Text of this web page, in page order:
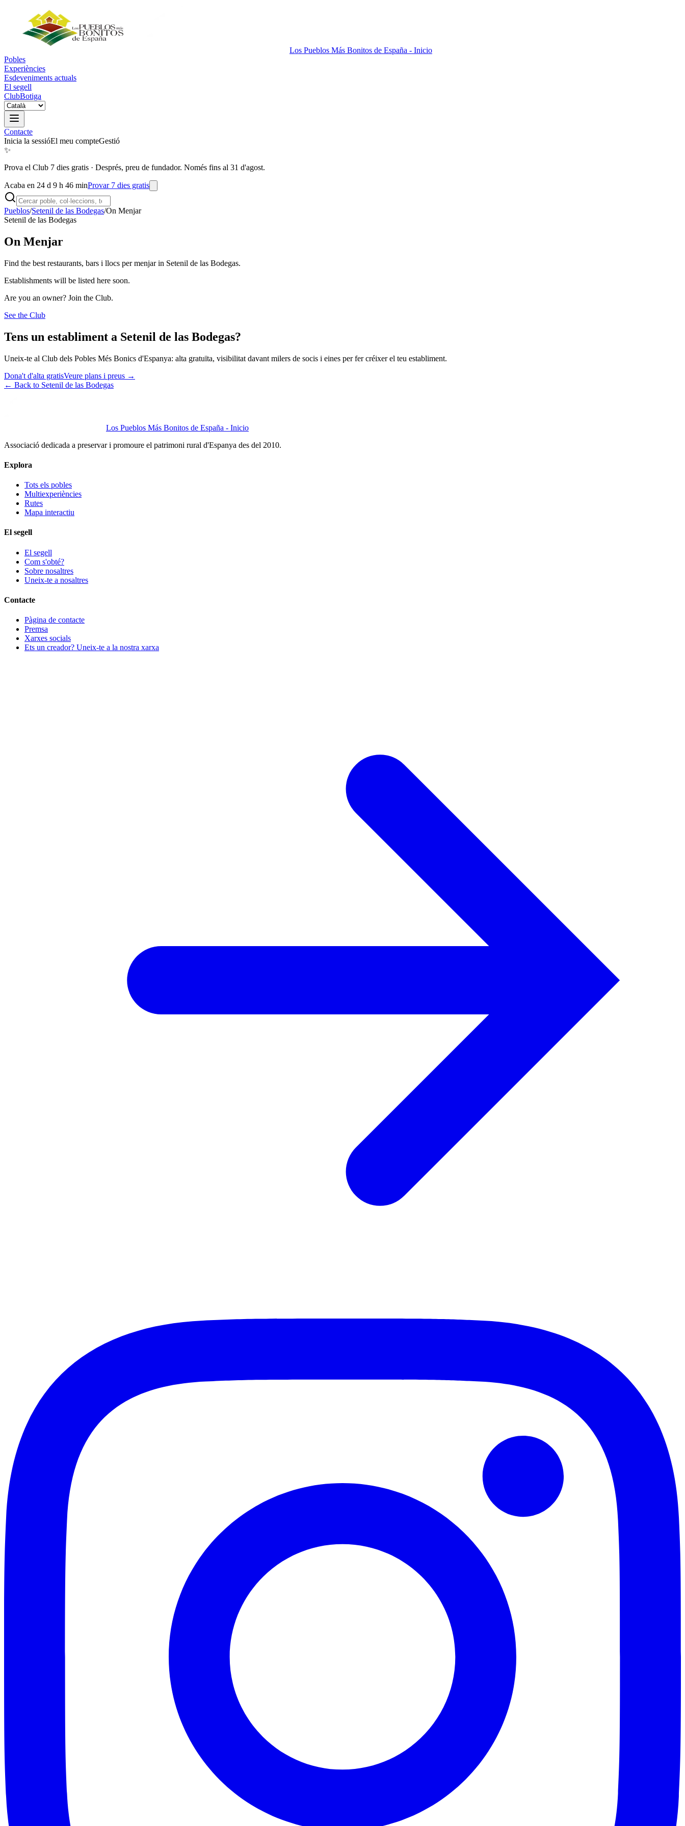
Los Pueblos Más Bonitos de España - Inicio
Pobles
Experiències
Esdeveniments actuals
El segell
ClubBotiga
Contacte
Inicia la sessióEl meu compteGestió
✨
Prova el Club 7 dies gratis · Després, preu de fundador. Només fins al 31 d'agost.
Acaba en 24 d 9 h 46 minProvar 7 dies gratis
Pueblos/Setenil de las Bodegas/On Menjar
Setenil de las Bodegas
On Menjar
Find the best restaurants, bars i llocs per menjar in Setenil de las Bodegas.
Establishments will be listed here soon.
Are you an owner? Join the Club.
See the Club
Tens un establiment a Setenil de las Bodegas?
Uneix-te al Club dels Pobles Més Bonics d'Espanya: alta gratuïta, visibilitat davant milers de socis i eines per fer créixer el teu establiment.
Dona't d'alta gratisVeure plans i preus →
← Back to Setenil de las Bodegas
Los Pueblos Más Bonitos de España - Inicio
Associació dedicada a preservar i promoure el patrimoni rural d'Espanya des del 2010.
Explora
Tots els pobles
Multiexperiències
Rutes
Mapa interactiu
El segell
El segell
Com s'obté?
Sobre nosaltres
Uneix-te a nosaltres
Contacte
Pàgina de contacte
Premsa
Xarxes socials
Ets un creador? Uneix-te a la nostra xarxa